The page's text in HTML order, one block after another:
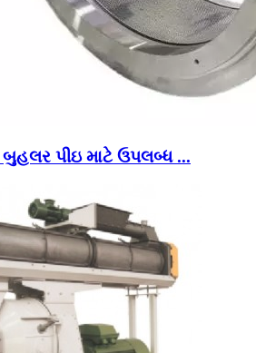
બુહલર પીઇ માટે ઉપલબ્ધ ...